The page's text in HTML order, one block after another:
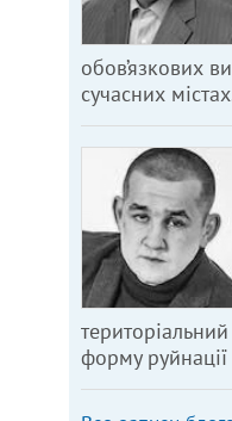
обов’язкових
сучасних
форму руйнації